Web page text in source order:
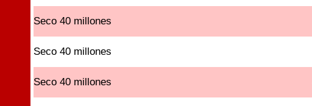
Seco 40 millones
Seco 40 millones
Seco 40 millones